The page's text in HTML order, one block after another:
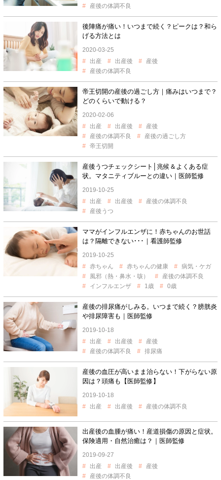
産後の体調不良
後陣痛が痛い！いつまで続く？ピークは？和ら
げる方法とは
2020-03-25
出産
出産後
産後
産後の体調不良
帝王切開の産後の過ごし方｜痛みはいつまで？
どのくらいで動ける？
2020-02-06
出産
出産後
産後
産後の体調不良
産後の過ごし方
帝王切開
産後うつチェックシート│兆候＆よくある症
状。マタニティブルーとの違い｜医師監修
2019-10-25
出産
出産後
産後の体調不良
産後うつ
ママがインフルエンザに！赤ちゃんのお世話
は？隔離できない･･･｜看護師監修
2019-10-25
赤ちゃん
赤ちゃんの健康
病気・ケガ
風邪（熱・鼻水・咳）
産後の体調不良
インフルエンザ
1歳 0歳
産後の排尿痛がしみる。いつまで続く？膀胱炎
や排尿障害も｜医師監修
2019-10-18
出産
出産後
産後
産後の体調不良
排尿痛
産後の血圧が高いまま治らない！下がらない原
因は？頭痛も【医師監修】
2019-10-18
出産
出産後 産後の体調不良
出産後の血腫が痛い！産道損傷の原因と症状。
保険適用・自然治癒は？｜医師監修
2019-09-27
出産
出産後
産後
産後の体調不良